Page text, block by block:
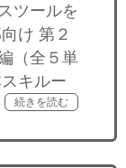
ツールを
け 第２
（全５単
キルー
続きを読む